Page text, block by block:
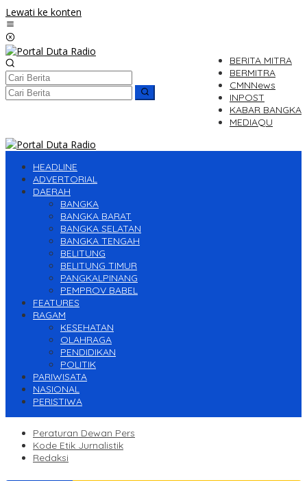
Lewati ke konten
BERITA MITRA
BERMITRA
CMNNews
INPOST
KABAR BANGKA
MEDIAQU
HEADLINE
ADVERTORIAL
DAERAH
BANGKA
BANGKA BARAT
BANGKA SELATAN
BANGKA TENGAH
BELITUNG
BELITUNG TIMUR
PANGKALPINANG
PEMPROV BABEL
FEATURES
RAGAM
KESEHATAN
OLAHRAGA
PENDIDIKAN
POLITIK
PARIWISATA
NASIONAL
PERISTIWA
Peraturan Dewan Pers
Kode Etik Jurnalistik
Redaksi